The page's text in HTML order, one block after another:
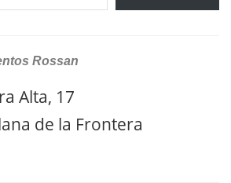
Rossan
Alta, 17
de la Frontera